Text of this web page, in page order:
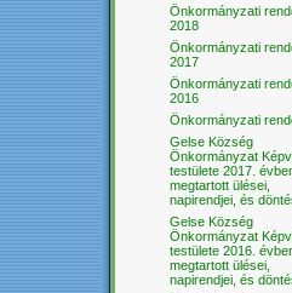
Önkormányzati
2018
Önkormányzati
2017
Önkormányzati
2016
Önkormányzati
Gelse Község
Önkormányzat
testülete 2017.
megtartott ülései,
napirendjei, és
Gelse Község
Önkormányzat
testülete 2016.
megtartott ülései,
napirendjei, és